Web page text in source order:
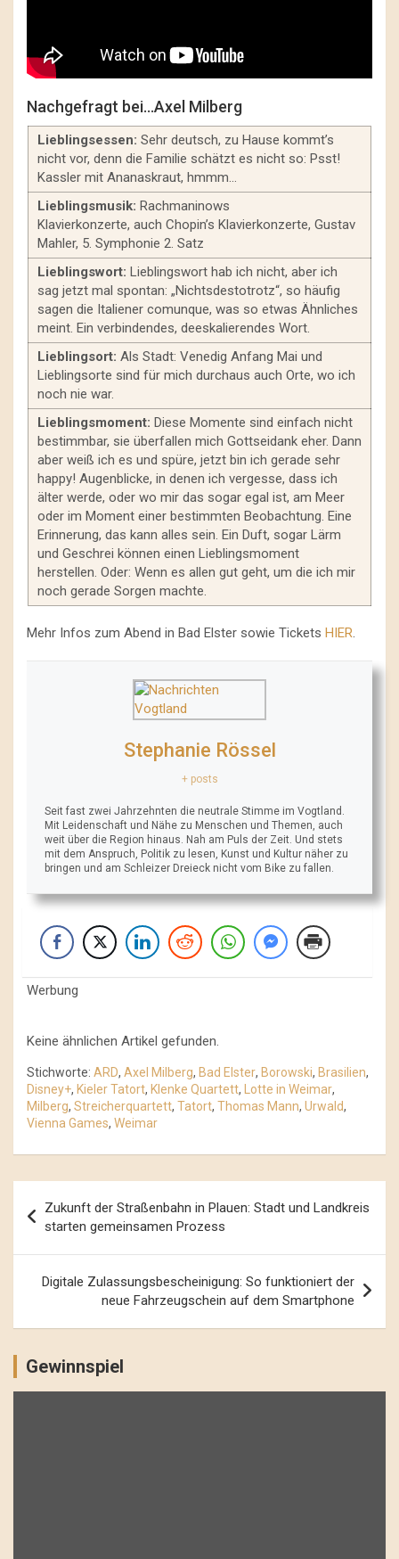
Nachgefragt bei…Axel Milberg
Lieblingsessen: Sehr deutsch, zu Hause kommt’s
nicht vor, denn die Familie schätzt es nicht so: Psst!
Kassler mit Ananaskraut, hmmm…
Lieblingsmusik: Rachmaninows
Klavierkonzerte, auch Chopin’s Klavierkonzerte, Gustav
Mahler, 5. Symphonie 2. Satz
Lieblingswort: Lieblingswort hab ich nicht, aber ich
sag jetzt mal spontan: „Nichtsdestotrotz“, so häufig
sagen die Italiener comunque, was so etwas Ähnliches
meint. Ein verbindendes, deeskalierendes Wort.
Lieblingsort: Als Stadt: Venedig Anfang Mai und
Lieblingsorte sind für mich durchaus auch Orte, wo ich
noch nie war.
Lieblingsmoment: Diese Momente sind einfach nicht
bestimmbar, sie überfallen mich Gottseidank eher. Dann
aber weiß ich es und spüre, jetzt bin ich gerade sehr
happy! Augenblicke, in denen ich vergesse, dass ich
älter werde, oder wo mir das sogar egal ist, am Meer
oder im Moment einer bestimmten Beobachtung. Eine
Erinnerung, das kann alles sein. Ein Duft, sogar Lärm
und Geschrei können einen Lieblingsmoment
herstellen. Oder: Wenn es allen gut geht, um die ich mir
noch gerade Sorgen machte.
Mehr Infos zum Abend in Bad Elster sowie Tickets HIER.
Stephanie Rössel
+ posts
Seit fast zwei Jahrzehnten die neutrale Stimme im Vogtland.
Mit Leidenschaft und Nähe zu Menschen und Themen, auch
weit über die Region hinaus. Nah am Puls der Zeit. Und stets
mit dem Anspruch, Politik zu lesen, Kunst und Kultur näher zu
bringen und am Schleizer Dreieck nicht vom Bike zu fallen.
Werbung
Keine ähnlichen Artikel gefunden.
Stichworte: ARD, Axel Milberg, Bad Elster, Borowski, Brasilien,
Disney+, Kieler Tatort, Klenke Quartett, Lotte in Weimar,
Milberg, Streicherquartett, Tatort, Thomas Mann, Urwald,
Vienna Games, Weimar
Navigation
Zukunft der Straßenbahn in Plauen: Stadt und Landkreis
starten gemeinsamen Prozess
Digitale Zulassungsbescheinigung: So funktioniert der
neue Fahrzeugschein auf dem Smartphone
Gewinnspiel